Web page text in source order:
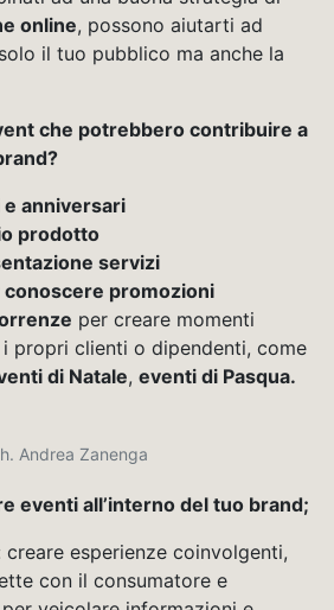
online, possono aiutarti ad
il tuo pubblico ma anche la
che potrebbero contribuire a
anniversari
prodotto
servizi
conoscere promozioni
per creare momenti
propri clienti o dipendenti, come
di Natale, eventi di Pasqua.
Andrea Zanenga
eventi all’interno del tuo brand;
creare esperienze coinvolgenti,
con il consumatore e